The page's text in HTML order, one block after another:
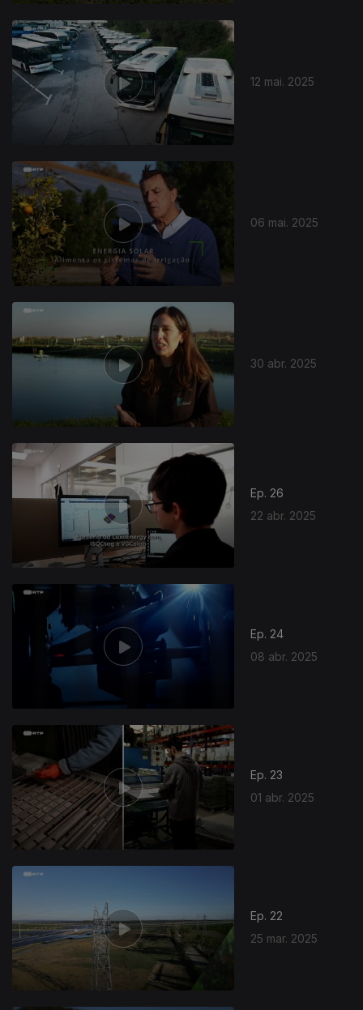
12 mai. 2025
06 mai. 2025
30 abr. 2025
Ep. 26
22 abr. 2025
Ep. 24
08 abr. 2025
Ep. 23
01 abr. 2025
Ep. 22
25 mar. 2025